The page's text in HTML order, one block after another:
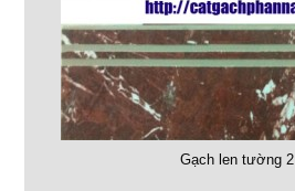
Gạch len tường 2